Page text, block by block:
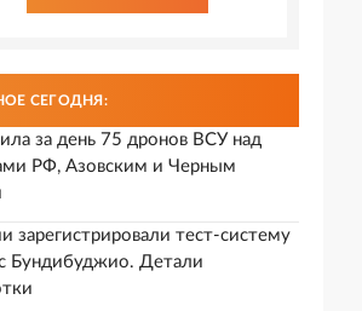
СЕГОДНЯ:
за день 75 дронов ВСУ над
РФ, Азовским и Черным
зарегистрировали тест-систему
Бундибуджио. Детали